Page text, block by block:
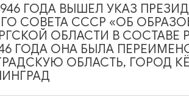
ОТ 2200₽
ГОДА ВЫШЕЛ УКАЗ
СОВЕТА СССР «ОБ
ОБЛАСТИ В СОСТАВЕ
ГОДА ОНА БЫЛА
ОБЛАСТЬ, ГОРОД